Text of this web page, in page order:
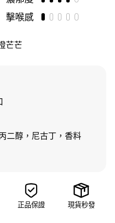
擊喉感
芒芒
二醇，尼古丁，香料

正品保證

現貨秒發